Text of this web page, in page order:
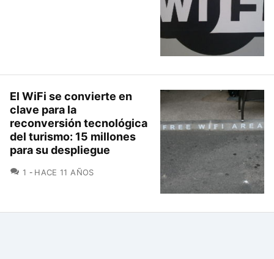
El WiFi se convierte en
clave para la
reconversión tecnológica
del turismo: 15 millones
para su despliegue
1 COMENTARIOS
HACE 11 AÑOS